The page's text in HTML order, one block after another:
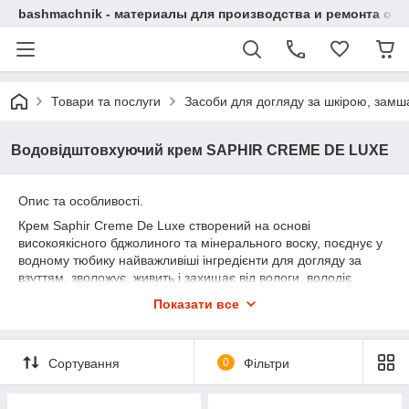
bashmachnik - материалы для производства и ремонта
Товари та послуги Засоби для догляду за шкірою,
Водовідштовхуючий крем SAPHIR CREME DE LUXE
Опис та особливості.
Крем Saphir Creme De Luxe створений на основі
високоякісного бджолиного та мінерального воску, поєднує у
водному тюбику найважливіші інгредієнти для догляду за
взуттям, зволожує, живить і захищає від вологи, володіє
та вигорілі кольори після чищення, а взуття знову набуває
невидимий бар'єр навколо виробу, захищаючи матеріал від
забруднення взуття та напоїв. Не містить силікону. Цей
Показати все
Сортування 0 Фільтри